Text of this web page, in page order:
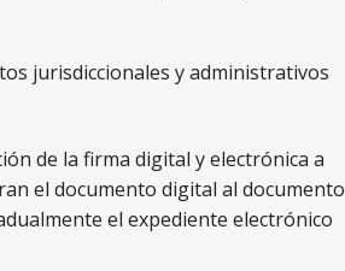
jurisdiccionales y administrativos
de la firma digital y electrónica a
el documento digital al documento
el expediente electrónico